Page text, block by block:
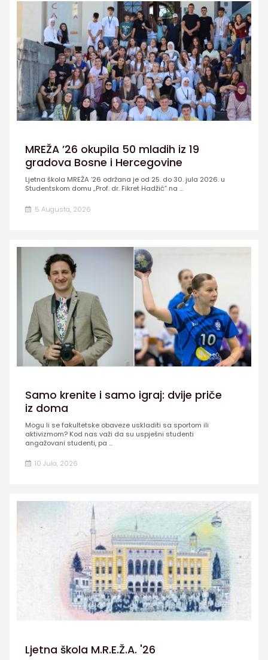
MREŽA ’26 okupila 50 mladih iz 19
gradova Bosne i Hercegovine
Ljetna škola MREŽA ’26 održana je od 25. do 30. jula 2026. u
Studentskom domu „Prof. dr. Fikret Hadžić” na ...
5 Augusta, 2026
Samo krenite i samo igraj: dvije priče
iz doma
Mogu li se fakultetske obaveze uskladiti sa sportom ili
aktivizmom? Kod nas važi da su uspješni studenti
angažovani studenti, pa ...
10 Jula, 2026
Ljetna škola M.R.E.Ž.A. '26